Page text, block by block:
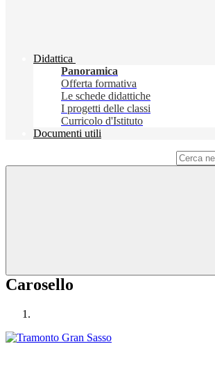
Didattica
Panoramica
Offerta formativa
Le schede didattiche
I progetti delle classi
Curricolo d'Istituto
Documenti utili
Carosello